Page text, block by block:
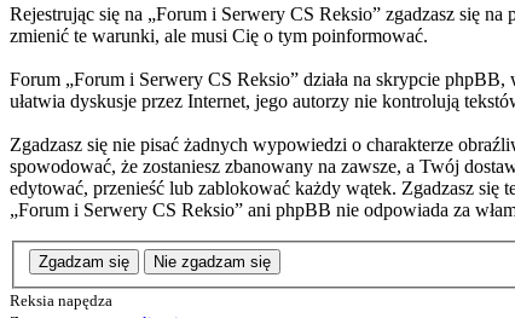
Rejestrując się na „Forum i Serwery CS Reksio” zgadzasz się
zmienić te warunki, ale musi Cię o tym poinformować.
Forum „Forum i Serwery CS Reksio” działa na skrypcie
ułatwia dyskusje przez Internet, jego autorzy nie kontrolują
Zgadzasz się nie pisać żadnych wypowiedzi o charakterze
spowodować, że zostaniesz zbanowany na zawsze, a Twój
edytować, przenieść lub zablokować każdy wątek. Zgadzasz
„Forum i Serwery CS Reksio” ani phpBB nie odpowiada za
Zgadzam się Nie zgadzam się
Reksia napędza